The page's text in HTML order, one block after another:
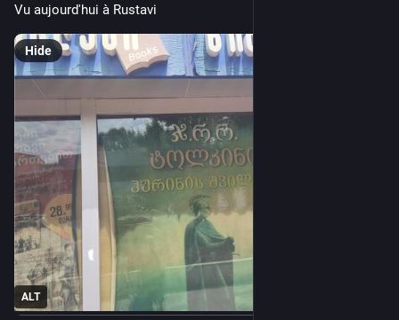
Vu aujourd'hui à Rustavi
ALT
Hide